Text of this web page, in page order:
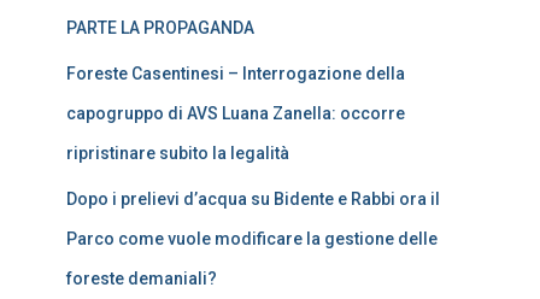
PARTE LA PROPAGANDA
Foreste Casentinesi – Interrogazione della
capogruppo di AVS Luana Zanella: occorre
ripristinare subito la legalità
Dopo i prelievi d’acqua su Bidente e Rabbi ora il
Parco come vuole modificare la gestione delle
foreste demaniali?